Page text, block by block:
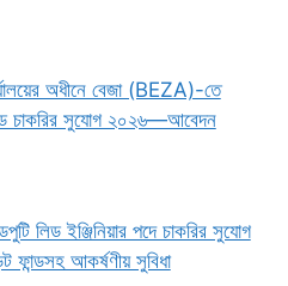
অধীনে বেজা (BEZA)-তে
চাকরির সুযোগ ২০২৬—আবেদন
লিড ইঞ্জিনিয়ার পদে চাকরির সুযোগ
ফান্ডসহ আকর্ষণীয় সুবিধা